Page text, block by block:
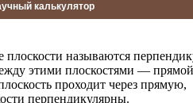
калькулятор
плоскости называются
этими плоскостями —
проходит через прямую,
перпендикулярны.